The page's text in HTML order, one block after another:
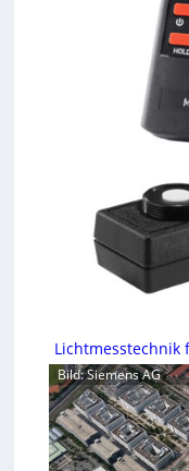
Lichtmesstechnik
Bild: Siemens AG